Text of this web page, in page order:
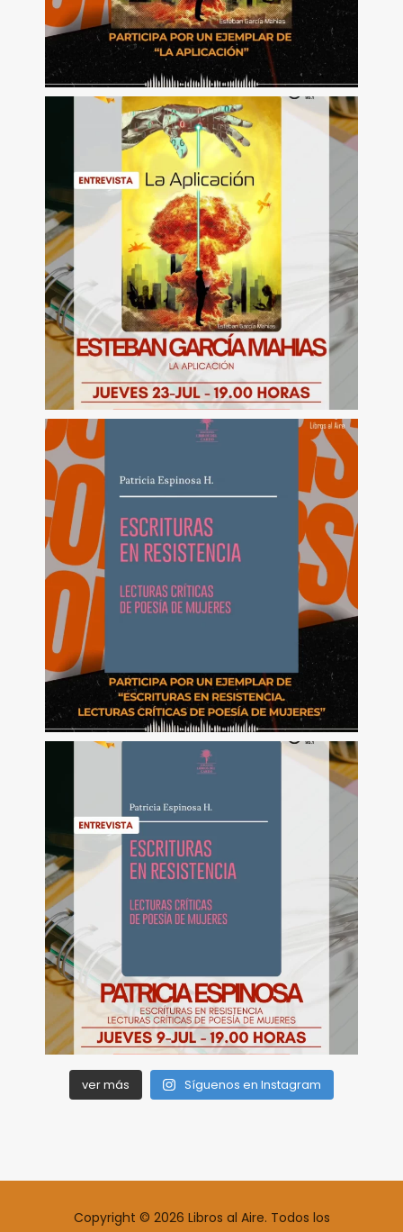
ver más Síguenos en Instagram
Copyright © 2026 Libros al Aire. Todos los